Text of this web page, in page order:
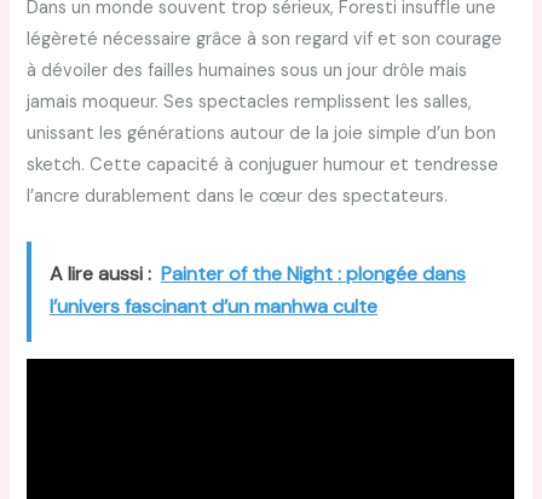
Dans un monde souvent trop sérieux, Foresti insuffle une
légèreté nécessaire grâce à son regard vif et son courage
à dévoiler des failles humaines sous un jour drôle mais
jamais moqueur. Ses spectacles remplissent les salles,
unissant les générations autour de la joie simple d’un bon
sketch. Cette capacité à conjuguer humour et tendresse
l’ancre durablement dans le cœur des spectateurs.
A lire aussi : Painter of the Night : plongée dans
l’univers fascinant d’un manhwa culte